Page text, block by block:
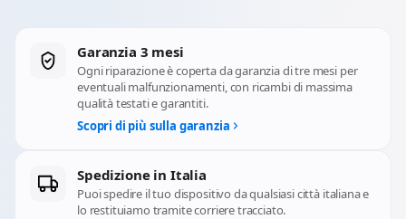
Garanzia 3 mesi
Ogni riparazione è coperta da garanzia di tre mesi per
eventuali malfunzionamenti, con ricambi di massima
qualità testati e garantiti.
Scopri di più sulla garanzia
Spedizione in Italia
Puoi spedire il tuo dispositivo da qualsiasi città italiana e
lo restituiamo tramite corriere tracciato.